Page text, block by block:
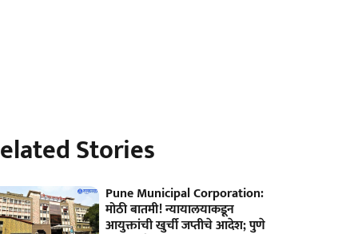
Stories
Pune Municipal Corporation:
मोठी बातमी! न्यायालयाकडून
आयुक्तांची खुर्ची जप्तीचे आदेश; पुणे